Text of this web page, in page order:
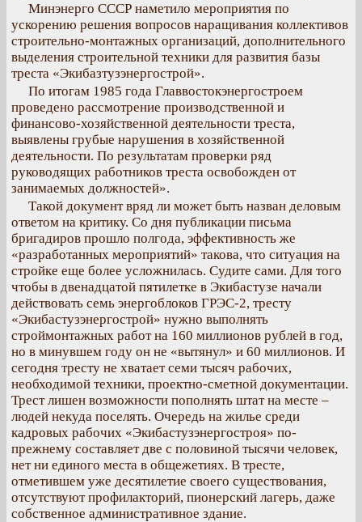
Минэнерго СССР наметило мероприятия по
ускорению решения вопросов наращивания коллективов
строительно-монтажных организаций, дополнительного
выделения строительной техники для развития базы
треста «Экибазтузэнергострой».
По итогам 1985 года Главвостокэнергостроем
проведено рассмотрение производственной и
финансово-хозяйственной деятельности треста,
выявлены грубые нарушения в хозяйственной
деятельности. По результатам проверки ряд
руководящих работников треста освобожден от
занимаемых должностей».
Такой документ вряд ли может быть назван деловым
ответом на критику. Со дня публикации письма
бригадиров прошло полгода, эффективность же
«разработанных мероприятий» такова, что ситуация на
стройке еще более усложнилась. Судите сами. Для того
чтобы в двенадцатой пятилетке в Экибастузе начали
действовать семь энергоблоков ГРЭС-2, тресту
«Экибастузэнергострой» нужно выполнять
строймонтажных работ на 160 миллионов рублей в год,
но в минувшем году он не «вытянул» и 60 миллионов. И
сегодня тресту не хватает семи тысяч рабочих,
необходимой техники, проектно-сметной документации.
Трест лишен возможности пополнять штат на месте –
людей некуда поселять. Очередь на жилье среди
кадровых рабочих «Экибастузэнергостроя» по-
прежнему составляет две с половиной тысячи человек,
нет ни единого места в общежетиях. В тресте,
отметившем уже десятилетие своего существования,
отсутствуют профилакторий, пионерский лагерь, даже
собственное административное здание.